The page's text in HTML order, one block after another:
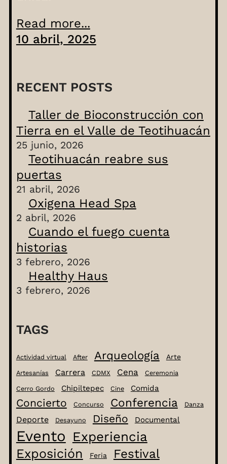
Read more...
10 abril, 2025
RECENT POSTS
Taller de Bioconstrucción con
Tierra en el Valle de Teotihuacán
25 junio, 2026
Teotihuacán reabre sus
puertas
21 abril, 2026
Oxigena Head Spa
2 abril, 2026
Cuando el fuego cuenta
historias
3 febrero, 2026
Healthy Haus
3 febrero, 2026
TAGS
Actividad virtual After Arqueología Arte
Artesanías Carrera CDMX Cena Ceremonia
Cerro Gordo Chipiltepec Cine Comida
Concierto Concurso Conferencia Danza
Deporte Desayuno Diseño Documental
Evento Experiencia
Exposición Feria Festival